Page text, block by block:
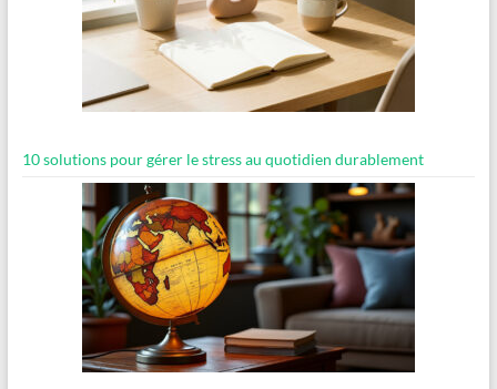
10 solutions pour gérer le stress au quotidien durablement